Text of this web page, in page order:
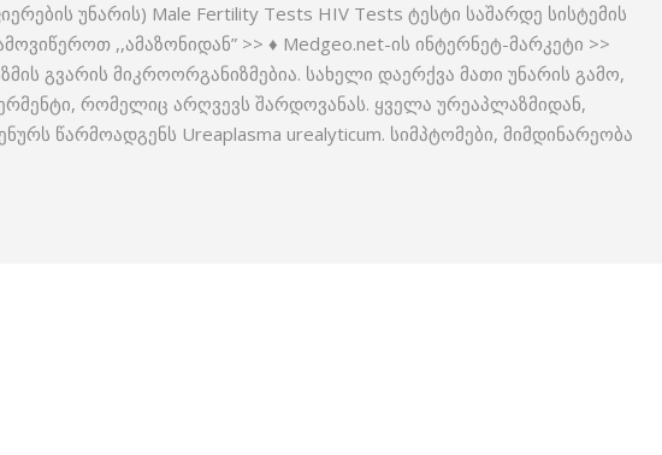
უნარის) Male Fertility Tests HIV Tests ტესტი საშარდე სისტემის
,,ამაზონიდან” >> ♦ Medgeo.net-ის ინტერნეტ-მარკეტი >>
გვარის მიკროორგანიზმებია. სახელი დაერქვა მათი უნარის გამო,
რომელიც არღვევს შარდოვანას. ყველა ურეაპლაზმიდან,
წარმოადგენს Ureaplasma urealyticum. სიმპტომები, მიმდინარეობა